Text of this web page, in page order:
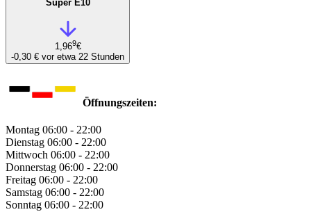
Super E10
1,969€
-0,30 € vor etwa 22 Stunden
Öffnungszeiten:
Montag 06:00 - 22:00
Dienstag 06:00 - 22:00
Mittwoch 06:00 - 22:00
Donnerstag 06:00 - 22:00
Freitag 06:00 - 22:00
Samstag 06:00 - 22:00
Sonntag 06:00 - 22:00